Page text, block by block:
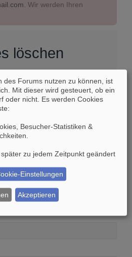
. Wir werden Ihren
löschen
dass Sie alle Cookies des
SucheErweiterte Suche
des Forums nutzen zu können, ist
Mit dieser wird gesteuert, ob ein
oder nicht. Es werden Cookies
Besucher-Statistiken &
zu jedem Zeitpunkt geändert
Einstellungen
Akzeptieren